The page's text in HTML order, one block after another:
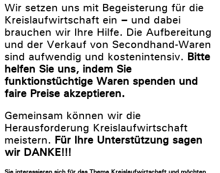
Wir setzen uns mit Begeisterung für die
Kreislaufwirtschaft ein – und dabei
brauchen wir Ihre Hilfe. Die Aufbereitung
und der Verkauf von Secondhand-Waren
sind aufwendig und kostenintensiv. Bitte
helfen Sie uns, indem Sie
funktionstüchtige Waren spenden und
faire Preise akzeptieren.
Gemeinsam können wir die
Herausforderung Kreislaufwirtschaft
meistern. Für Ihre Unterstützung sagen
wir DANKE!!!